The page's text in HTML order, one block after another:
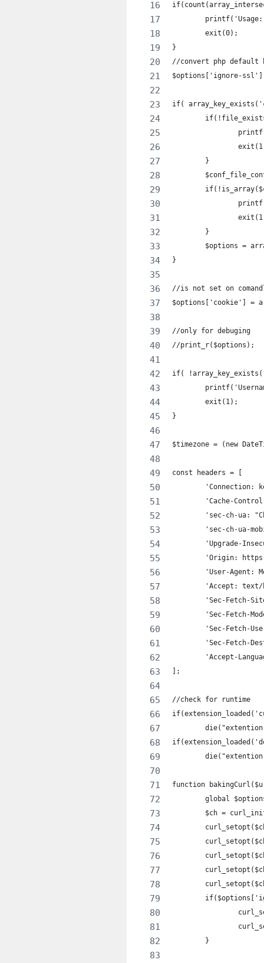
	exit(0);
}
//convert php
$options['ignore-
if(
	}
	}
$options =
}
//is not set on
$options['cookie'] =
//only for debuging
//print_r($options);
if(
	exit(1);
}
$timezone = (new
const headers = [
'Connection:
'Cache-
'sec-ch-ua:
'sec-ch-ua-
'Upgrade-
'Origin:
'User-Agent:
'Accept:
'Sec-Fetch-
'Sec-Fetch-
'Sec-Fetch-
'Sec-Fetch-
'Accept-
];
//check for runtime
function
global
$ch =
	}